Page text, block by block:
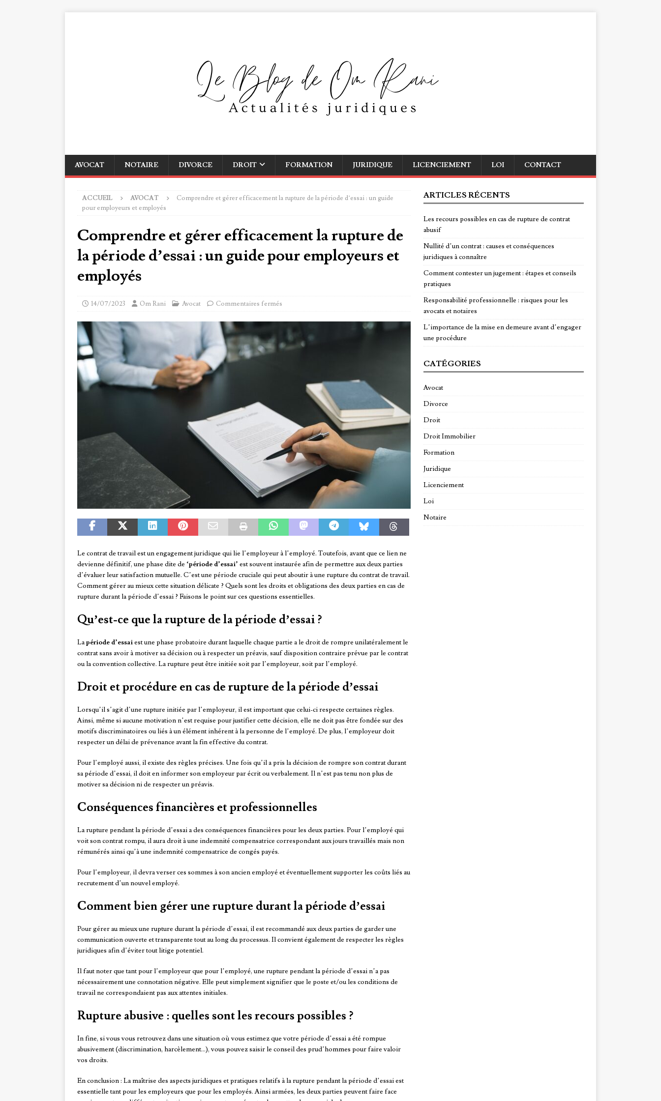
AVOCAT NOTAIRE DIVORCE DROIT FORMATION JURIDIQUE LICENCIEMENT LOI CONTACT
ACCUEIL AVOCAT
Comprendre et gérer efficacement la rupture de la période d’essai : un guide
pour employeurs et employés
Comprendre et gérer efficacement la rupture de
la période d’essai : un guide pour employeurs et
employés
14/07/2023 Om Rani Avocat Commentaires fermés
Le contrat de travail est un engagement juridique qui lie l’employeur à l’employé. Toutefois, avant que ce lien ne
devienne définitif, une phase dite de ‘période d’essai’ est souvent instaurée afin de permettre aux deux parties
d’évaluer leur satisfaction mutuelle. C’est une période cruciale qui peut aboutir à une rupture du contrat de travail.
Comment gérer au mieux cette situation délicate ? Quels sont les droits et obligations des deux parties en cas de
rupture durant la période d’essai ? Faisons le point sur ces questions essentielles.
Qu’est-ce que la rupture de la période d’essai ?
Lapériode d’essaiest une phase probatoire durant laquelle chaque partie a le droit de rompre unilatéralement le
contrat sans avoir à motiver sa décision ou à respecter un préavis, sauf disposition contraire prévue par le contrat
ou la convention collective. La rupture peut être initiée soit par l’employeur, soit par l’employé.
Droit et procédure en cas de rupture de la période d’essai
Lorsqu’il s’agit d’une rupture initiée par l’employeur, il est important que celui-ci respecte certaines règles.
Ainsi, même si aucune motivation n’est requise pour justifier cette décision, elle ne doit pas être fondée sur des
motifs discriminatoires ou liés à un élément inhérent à la personne de l’employé. De plus, l’employeur doit
respecter un délai de prévenance avant la fin effective du contrat.
Pour l’employé aussi, il existe des règles précises. Une fois qu’il a pris la décision de rompre son contrat durant
sa période d’essai, il doit en informer son employeur par écrit ou verbalement. Il n’est pas tenu non plus de
motiver sa décision ni de respecter un préavis.
Conséquences financières et professionnelles
La rupture pendant la période d’essai a des conséquences financières pour les deux parties. Pour l’employé qui
voit son contrat rompu, il aura droit à une indemnité compensatrice correspondant aux jours travaillés mais non
rémunérés ainsi qu’à une indemnité compensatrice de congés payés.
Pour l’employeur, il devra verser ces sommes à son ancien employé et éventuellement supporter les coûts liés au
recrutement d’un nouvel employé.
Comment bien gérer une rupture durant la période d’essai
Pour gérer au mieux une rupture durant la période d’essai, il est recommandé aux deux parties de garder une
communication ouverte et transparente tout au long du processus. Il convient également de respecter les règles
juridiques afin d’éviter tout litige potentiel.
Il faut noter que tant pour l’employeur que pour l’employé, une rupture pendant la période d’essai n’a pas
nécessairement une connotation négative. Elle peut simplement signifier que le poste et/ou les conditions de
travail ne correspondaient pas aux attentes initiales.
Rupture abusive : quelles sont les recours possibles ?
In fine, si vous vous retrouvez dans une situation où vous estimez que votre période d’essai a été rompue
abusivement (discrimination, harcèlement…), vous pouvez saisir le conseil des prud’hommes pour faire valoir
vos droits.
En conclusion : La maîtrise des aspects juridiques et pratiques relatifs à la rupture pendant la période d’essai est
essentielle tant pour les employeurs que pour les employés. Ainsi armées, les deux parties peuvent faire face
ARTICLES RÉCENTS
Les recours possibles en cas de rupture de contrat
abusif
Nullité d’un contrat : causes et conséquences
juridiques à connaître
Comment contester un jugement : étapes et conseils
pratiques
Responsabilité professionnelle : risques pour les
avocats et notaires
L’importance de la mise en demeure avant d’engager
une procédure
CATÉGORIES
Avocat
Divorce
Droit
Droit Immobilier
Formation
Juridique
Licenciement
Loi
Notaire